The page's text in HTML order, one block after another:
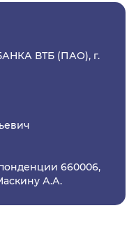
ВТБ (ПАО), г.
660006,
А.А.